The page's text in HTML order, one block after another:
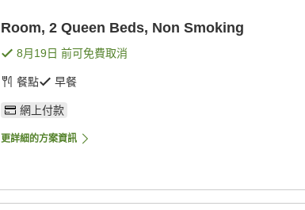
Room, 2 Queen Beds, Non Smoking
8月19日 前可免費取消
餐點 早餐
網上付款
更詳細的方案資訊